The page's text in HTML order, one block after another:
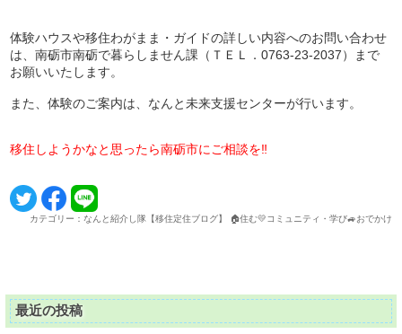
体験ハウスや移住わがまま・ガイドの詳しい内容へのお問い合わせ
は、南砺市南砺で暮らしません課（ＴＥＬ．0763-23-2037）まで
お願いいたします。
また、体験のご案内は、なんと未来支援センターが行います。
移住しようかなと思ったら南砺市にご相談を‼
カテゴリー：なんと紹介し隊【移住定住ブログ】 🏠住む💛コミュニティ・学び🚙おでかけ
最近の投稿